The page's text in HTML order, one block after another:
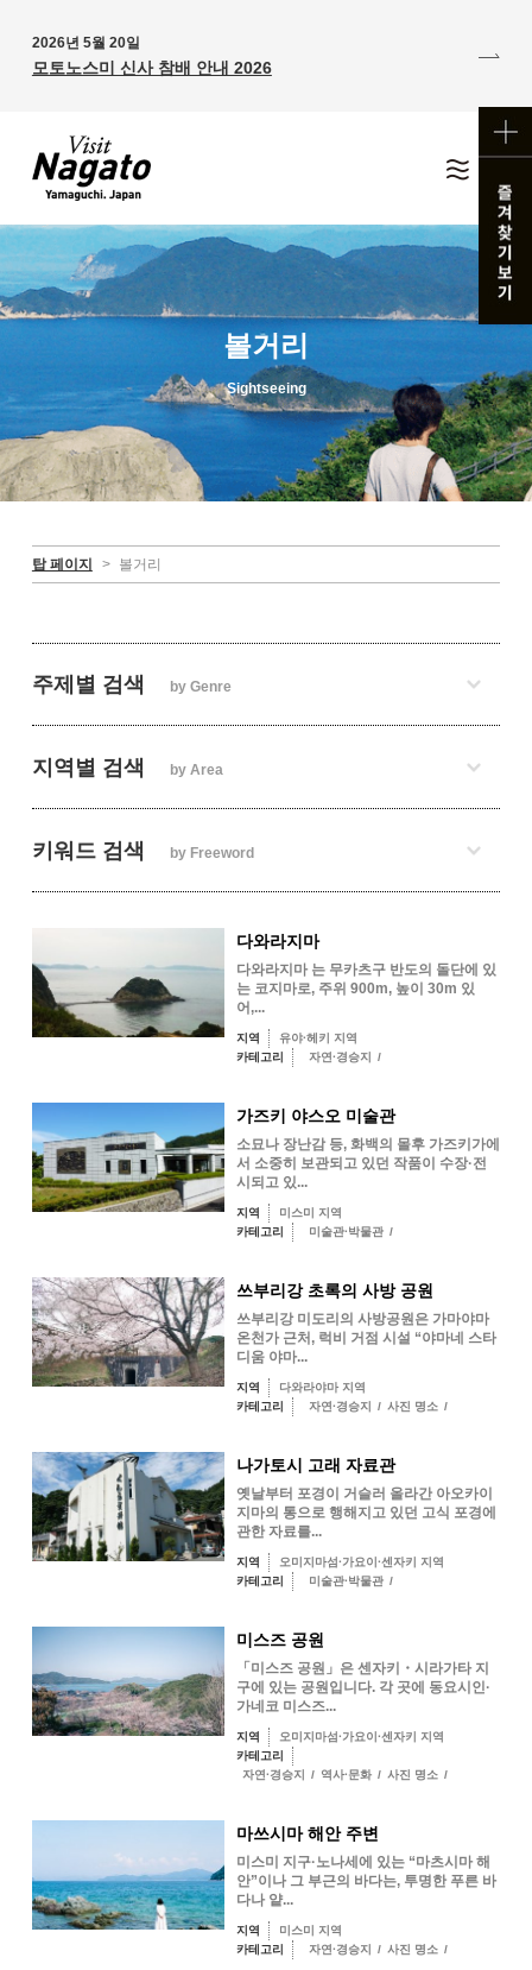
2026년 5월 20일
모토노스미 신사 참배 안내 2026
탑 페이지 > 볼거리
볼거리
Sightseeing
주제별 검색 by Genre
지역별 검색 by Area
키워드 검색 by Freeword
다와라지마
다와라지마 는 무카츠구 반도의 돌단에 있
는 코지마로, 주위 900m, 높이 30m 있
어,...
지역
유야·헤키 지역
카테고리
자연·경승지 /
가즈키 야스오 미술관
소묘나 장난감 등, 화백의 몰후 가즈키가에
서 소중히 보관되고 있던 작품이 수장·전
시되고 있...
지역
미스미 지역
카테고리
미술관·박물관 /
쓰부리강 초록의 사방 공원
쓰부리강 미도리의 사방공원은 가마야마
온천가 근처, 럭비 거점 시설 “야마네 스타
디움 야마...
지역
다와라야마 지역
카테고리
자연·경승지 / 사진 명소 /
나가토시 고래 자료관
옛날부터 포경이 거슬러 올라간 아오카이
지마의 통으로 행해지고 있던 고식 포경에
관한 자료를...
지역
오미지마섬·가요이·센자키 지역
카테고리
미술관·박물관 /
미스즈 공원
「미스즈 공원」은 센자키・시라가타 지
구에 있는 공원입니다. 각 곳에 동요시인·
가네코 미스즈...
지역
오미지마섬·가요이·센자키 지역
카테고리
자연·경승지
/ 역사·문화 / 사진 명소 /
마쓰시마 해안 주변
미스미 지구·노나세에 있는 “마츠시마 해
안”이나 그 부근의 바다는, 투명한 푸른 바
다나 얕...
지역
미스미 지역
카테고리
자연·경승지 / 사진 명소 /